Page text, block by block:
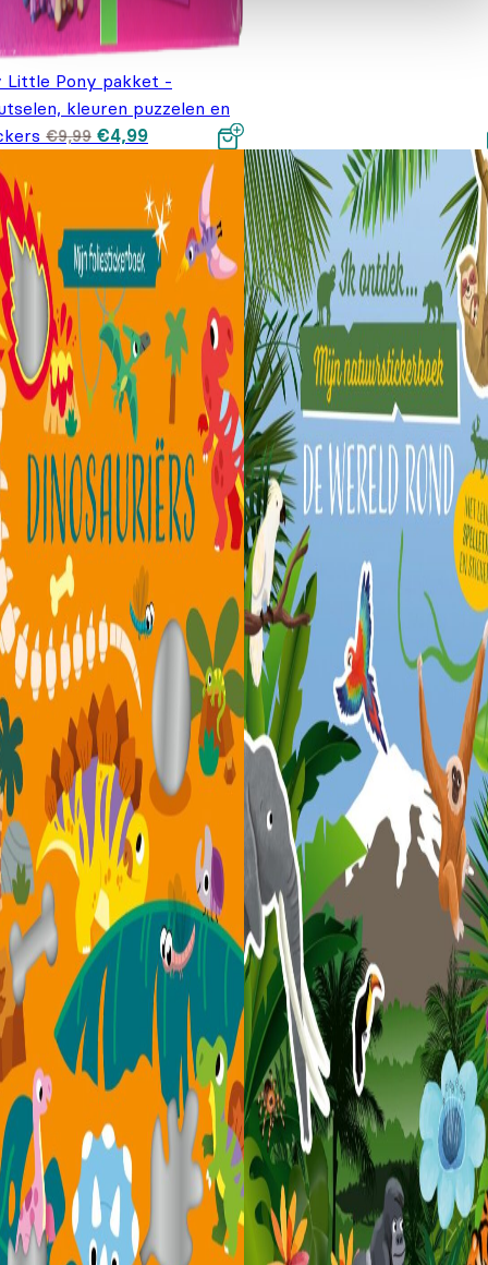
Little Pony pakket -
kleuren puzzelen en
€9,99 Oorspronkelijke
prijs was: €9,99.
€4,99Huidige
prijs is: